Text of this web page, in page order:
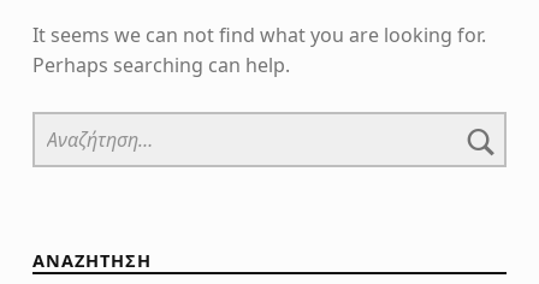
It seems we can not find what you are looking for.
Perhaps searching can help.
Αναζήτηση για:
ΑΝΑΖΗΤΗΣΗ